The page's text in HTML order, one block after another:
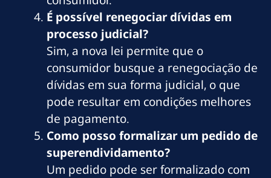
É possível renegociar dívidas em
processo judicial?
Sim, a nova lei permite que o
consumidor busque a renegociação de
dívidas em sua forma judicial, o que
pode resultar em condições melhores
de pagamento.
Como posso formalizar um pedido de
superendividamento?
Um pedido pode ser formalizado com